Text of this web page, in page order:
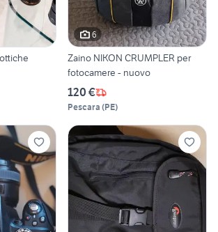
6
Zaino NIKON CRUMPLER per
fotocamere - nuovo
120 €
Pescara (PE)